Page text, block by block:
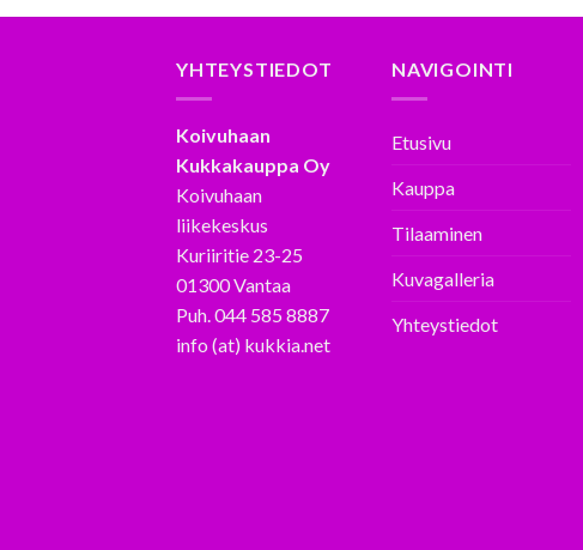
YHTEYSTIEDOT
Koivuhaan
Kukkakauppa Oy
Koivuhaan
liikekeskus
Kuriiritie 23-25
01300 Vantaa
Puh. 044 585 8887
info (at) kukkia.net
NAVIGOINTI
Etusivu
Kauppa
Tilaaminen
Kuvagalleria
Yhteystiedot